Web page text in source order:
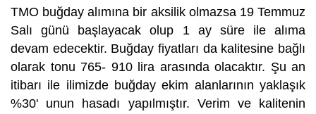
TMO buğday alımına bir aksilik olmazsa 19 Temmuz
Salı günü başlayacak olup 1 ay süre ile alıma
devam edecektir. Buğday fiyatları da kalitesine bağlı
olarak tonu 765- 910 lira arasında olacaktır. Şu an
itibarı ile ilimizde buğday ekim alanlarının yaklaşık
%30' unun hasadı yapılmıştır. Verim ve kalitenin